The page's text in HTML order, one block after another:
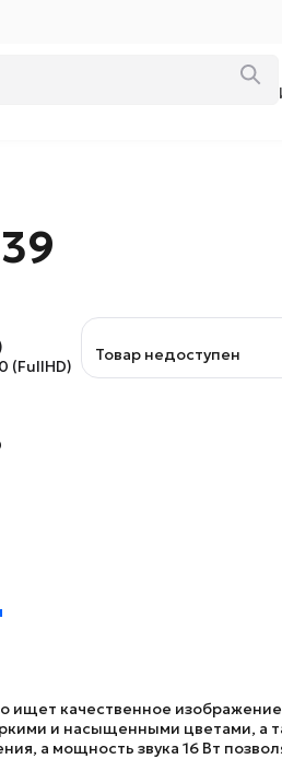
(FullHD)
Товар недоступен
ищет качественное
и насыщенными цветами, а
а мощность звука 16 Вт